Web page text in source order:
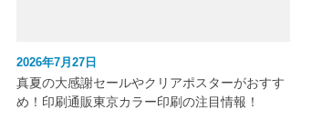
2026年7月27日
真夏の大感謝セールやクリアポスターがおすす
め！印刷通販東京カラー印刷の注目情報！